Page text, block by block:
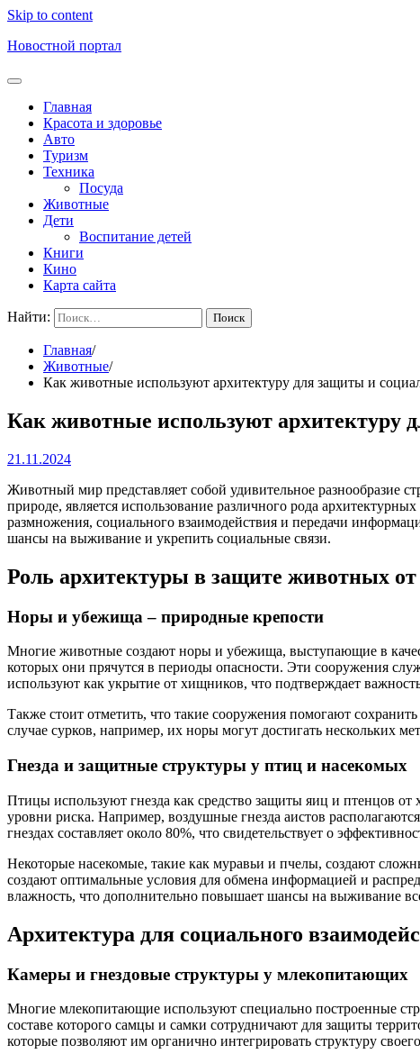
Skip to content
Новостной портал
Главная
Красота и здоровье
Авто
Туризм
Техника
Посуда
Животные
Дети
Воспитание детей
Книги
Кино
Карта сайта
Найти:
Главная
Животные
Как животные используют архитектуру для защиты и
Как животные используют архитектуру
21.11.2024
Животный мир представляет собой удивительное
природе, является использование различного рода
размножения, социального взаимодействия и передачи
шансы на выживание и укрепить социальные связи.
Роль архитектуры в защите животных
Норы и убежища – природные крепости
Многие животные создают норы и убежища, выступающие в
которых они прячутся в периоды опасности. Эти сооружения
используют как укрытие от хищников, что подтверждает
Также стоит отметить, что такие сооружения помогают
случае сурков, например, их норы могут достигать нескольких
Гнезда и защитные структуры у птиц и насекомых
Птицы используют гнезда как средство защиты яиц и птенцов
уровни риска. Например, воздушные гнезда аистов
гнездах составляет около 80%, что свидетельствует о
Некоторые насекомые, такие как муравьи и пчелы, создают
создают оптимальные условия для обмена информацией и
влажность, что дополнительно повышает шансы на выживание
Архитектура для социального
Камеры и гнездовые структуры у млекопитающих
Многие млекопитающие используют специально построенные
составе которого самцы и самки сотрудничают для защиты
которые позволяют им органично интегрировать структуру